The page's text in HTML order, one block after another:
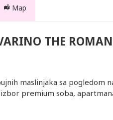
Map
THE
maslinjaka sa pogledom
premium soba,